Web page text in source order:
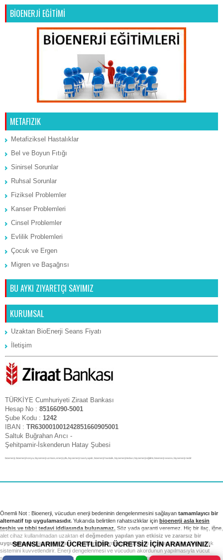
BİOENERJİ EĞİTİMİ
METAFIZIK
Metafiziksel Hastalıklar
Bel ve Boyun Fıtığı
Sinirsel Sorunlar
Ruhsal Sorunlar
Fiziksel Problemler
Kanser Problemleri
Cinsel Problemler
Evlilik Problemleri
Çocuk ve Ergen
Migren ve Başağrısı
BU AYKI ZIYARETÇI SAYIMIZ
KURUMSAL
Uzaktan BioEnerji Seans Fiyatı
İletişim
TÜRKİYE Cumhuriyeti Ziraat Bankası
Hesap No : 85166090-5001
Şube Kodu : 1242
IBAN : TR630001001242851660905001
Saltuk Buğrahan Arıcı -
Şehitpamir-İskenderun Hatay Şubesi
bioenerji, bioenerji konya, biyoenerji uzmanı, enerji şifa, biyoenerji nasıl yapılır, bioenerji hastalık, biyoenerji tedavi, biyoenerji eğitimi, bioenerji seansı, biyoenerji nedir
SEANSLARIMIZ ÜCRETLİDİR. ÜCRETSİZ İÇİN ARAMAYINIZ.
Önemli Not : Bioenerji, vücudun enerji bedeninin dengelenmesini sağlayan tamamlayıcı bir
alternatif tıp uygulamasıdır. Yukarıda belirtilen rahatsızlıklar için bioenerji asla kesin
teşhis ve tıbbi tedavi iddiasında bulunamaz. Söz yada garanti veremez. Hiç bir ilaç, iğne,
alet cihaz kullanılmadan uzaktan el değmeden yapılan yan etkisiz ve zararsız bir
uygulamadır.Bioenerji seansı vücudun sistem bozukluklarını ortadan kaldırır. Bağışıklık
sistemini kuvvetlendirir. Enerji dengelenmesi ve vücudun akordunun yapılmasıyla vücut
sağlıklı sistemini yeniden kurar. Tıbbi tedavi ve kontrollerinizi takip etmek sizin